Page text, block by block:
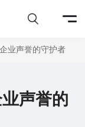
业声誉的守护者
声誉的